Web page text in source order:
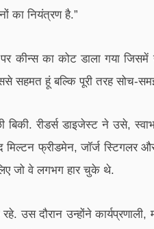
का नियंत्रण है.”
का कोट डाला गया जिसमें
सहमत हूं बल्कि पूरी तरह सोच-
बिकी. रीडर्स डाइजेस्ट ने उसे,
फ्रीडमेन, जॉर्ज स्टिगलर
जो वे लगभग हार चुके थे.
दौरान उन्होंने कार्यप्रणाली,